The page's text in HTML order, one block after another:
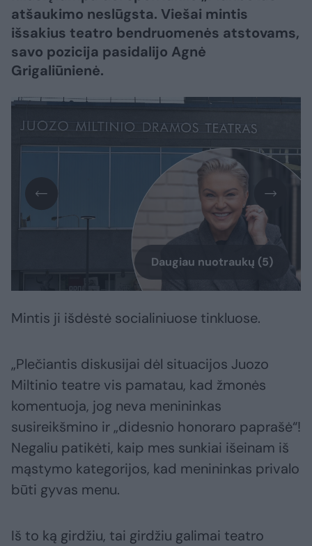
atšaukimo neslūgsta. Viešai mintis
išsakius teatro bendruomenės atstovams,
savo pozicija pasidalijo Agnė
Grigaliūnienė.
Daugiau nuotraukų (5)
Mintis ji išdėstė socialiniuose tinkluose.
„Plečiantis diskusijai dėl situacijos Juozo
Miltinio teatre vis pamatau, kad žmonės
komentuoja, jog neva menininkas
susireikšmino ir „didesnio honoraro paprašė“!
Negaliu patikėti, kaip mes sunkiai išeinam iš
mąstymo kategorijos, kad menininkas privalo
būti gyvas menu.
Iš to ką girdžiu, tai girdžiu galimai teatro